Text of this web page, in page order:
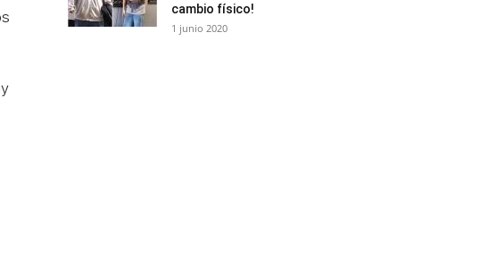
cambio físico!
1 junio 2020